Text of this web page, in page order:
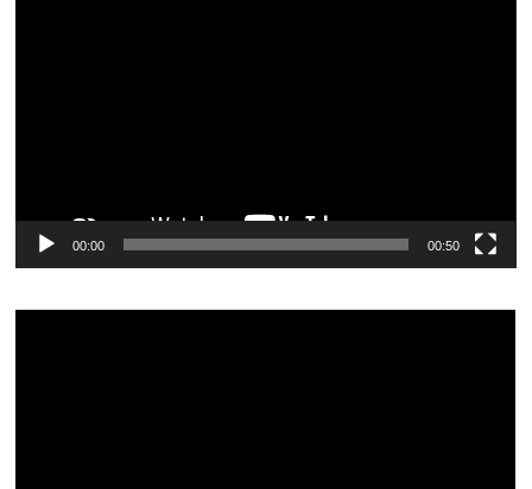
00:00 00:50